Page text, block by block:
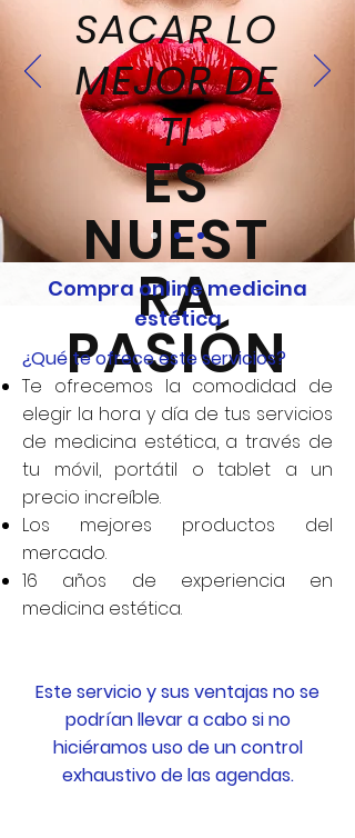
SACAR LO
MEJOR DE
TI
ES
NUEST
RA
PASIÓN
Compra online medicina
estética
¿Qué te ofrece este servicios?
Te ofrecemos la comodidad de
elegir la hora y día de tus servicios
de medicina estética, a través de
tu móvil, portátil o tablet a un
precio increíble.
Los mejores productos del
mercado.
16 años de experiencia en
medicina estética.
Este servicio y sus ventajas no se
podrían llevar a cabo si no
hiciéramos uso de un control
exhaustivo de las agendas.